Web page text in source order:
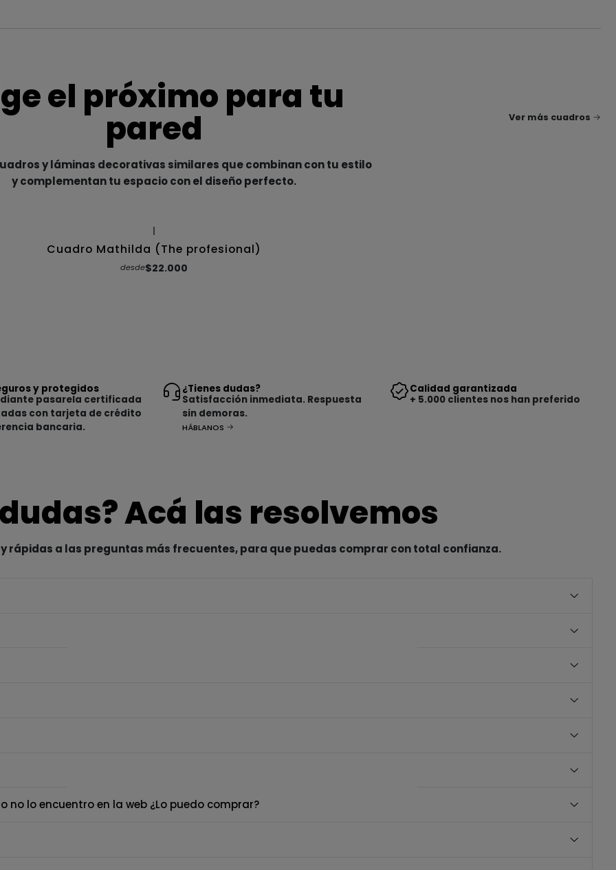
el próximo para tu
pared
y láminas decorativas similares que combinan con tu estilo
y complementan tu espacio con el diseño perfecto.
Ver más cuadros
Cuadro Mathilda (The profesional)
desde$22.000
y protegidos
pasarela certificada
con tarjeta de crédito
bancaria.
¿Tienes dudas?
Satisfacción inmediata. Respuesta
sin demoras.
HÁBLANOS
Calidad garantizada
+ 5.000 clientes nos han preferido
Acá las resolvemos
rápidas a las preguntas más frecuentes, para que puedas comprar con total confianza.
lo encuentro en la web ¿Lo puedo comprar?